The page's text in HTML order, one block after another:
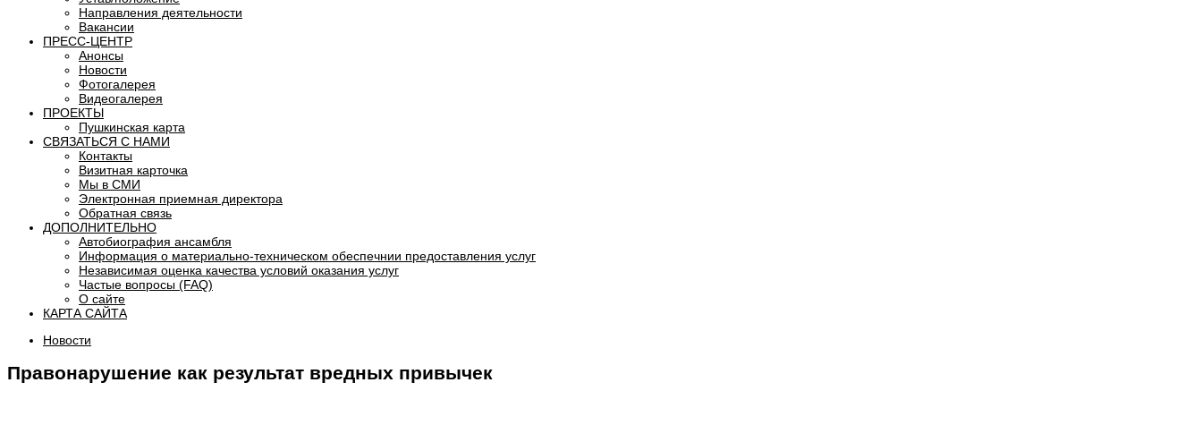
Направления деятельности
Вакансии
ПРЕСС-ЦЕНТР
Анонсы
Новости
Фотогалерея
Видеогалерея
ПРОЕКТЫ
Пушкинская карта
СВЯЗАТЬСЯ С НАМИ
Контакты
Визитная карточка
Мы в СМИ
Электронная приемная директора
Обратная связь
ДОПОЛНИТЕЛЬНО
Автобиография ансамбля
Информация о материально-техническом обеспечнии предоставления услуг
Независимая оценка качества условий оказания услуг
Частые вопросы (FAQ)
О сайте
КАРТА САЙТА
Новости
Правонарушение как результат вредных привычек